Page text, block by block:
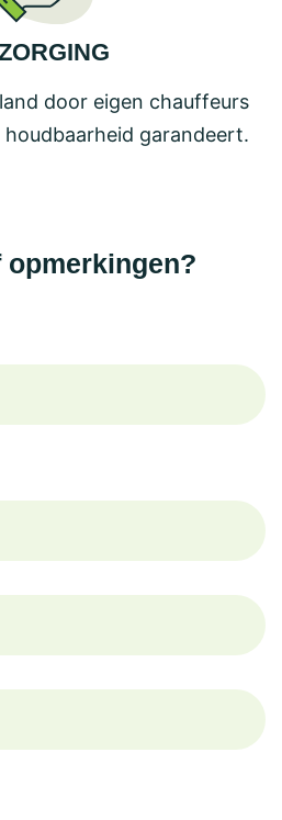
door eigen chauffeurs
garandeert.
opmerkingen?